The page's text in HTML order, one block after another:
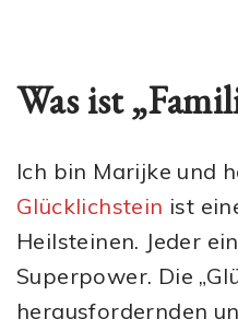
Was ist
Ich bin Marijke und
Glücklichstein ist
Heilsteinen. Jeder
Superpower. Die
herausfordernden